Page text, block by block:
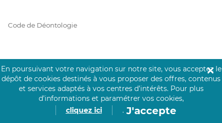
Code de Déontologie
Prérequis Click&Care
En poursuivant votre navigation sur notre site, vous acceptez le
dépôt de cookies destinés à vous proposer des offres, contenus
et services adaptés à vos centres d’intérêts. Pour plus
d’informations et paramétrer vos cookies,
cliquez ici
. J'accepte
✕